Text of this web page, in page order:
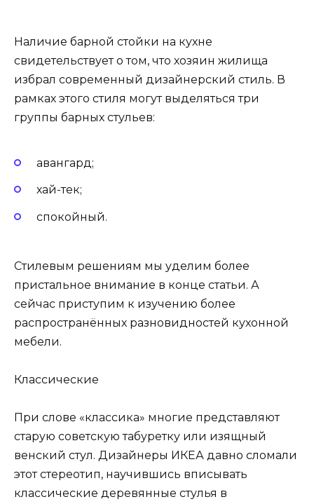
Наличие барной стойки на кухне
свидетельствует о том, что хозяин жилища
избрал современный дизайнерский стиль. В
рамках этого стиля могут выделяться три
группы барных стульев:
авангард;
хай-тек;
спокойный.
Стилевым решениям мы уделим более
пристальное внимание в конце статьи. А
сейчас приступим к изучению более
распространённых разновидностей кухонной
мебели.
Классические
При слове «классика» многие представляют
старую советскую табуретку или изящный
венский стул. Дизайнеры ИКЕА давно сломали
этот стереотип, научившись вписывать
классические деревянные стулья в